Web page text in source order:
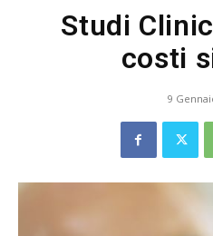
Studi
costi
9